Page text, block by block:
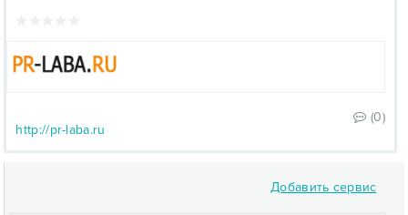
(0)
http://pr-laba.ru
Добавить сервис